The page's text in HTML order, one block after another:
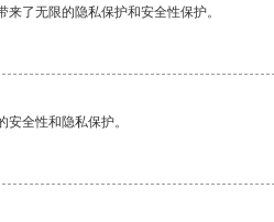
了无限的隐私保护和安全性保护。
全性和隐私保护。